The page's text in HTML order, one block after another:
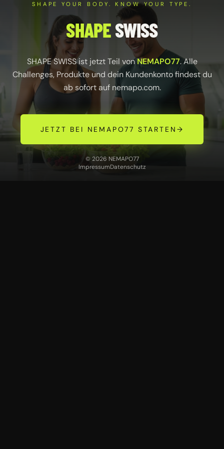
SHAPE YOUR BODY. KNOW YOUR TYPE.
SHAPESWISS
SHAPE SWISS ist jetzt Teil vonNEMAPO77. Alle
Challenges, Produkte und dein Kundenkonto findest du
ab sofort auf nemapo.com.
JETZT BEI NEMAPO77 STARTEN →
© 2026 NEMAPO77
ImpressumDatenschutz